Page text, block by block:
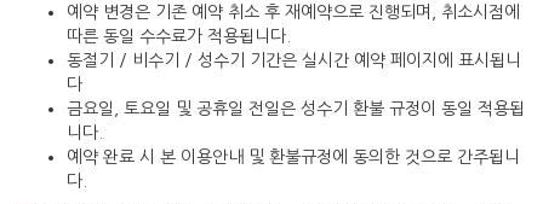
예약 변경은 기존 예약 취소 후 재예약으로 진행되며, 취소시점에
따른 동일 수수료가 적용됩니다.
동절기 / 비수기 / 성수기 기간은 실시간 예약 페이지에 표시됩니
다
금요일, 토요일 및 공휴일 전일은 성수기 환불 규정이 동일 적용됩
니다.
예약 완료 시 본 이용안내 및 환불규정에 동의한 것으로 간주됩니
다.